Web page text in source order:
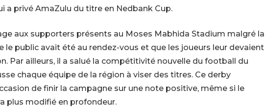
a privé AmaZulu du titre en Nedbank Cup.
aux supporters présents au Moses Mabhida Stadium malgré la
le public avait été au rendez-vous et que les joueurs leur devaient
Par ailleurs, il a salué la compétitivité nouvelle du football du
chaque équipe de la région à viser des titres. Ce derby
de finir la campagne sur une note positive, même si le
plus modifié en profondeur.